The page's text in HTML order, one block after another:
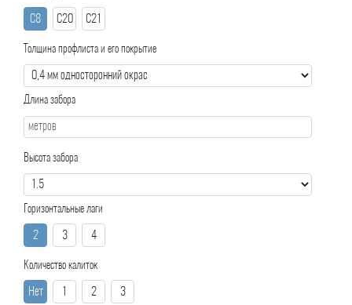
С8 С20 С21
Толщина профлиста и его покрытие
Длина забора
Высота забора
Горизонтальные лаги
2 3 4
Количество калиток
Нет 2 3